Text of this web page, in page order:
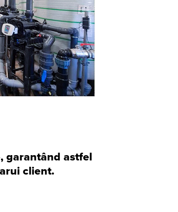
garantând astfel
client.